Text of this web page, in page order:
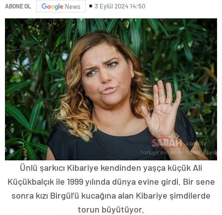
ABONE OL News 3 Eylül 2024 14:50
Ünlü şarkıcı Kibariye kendinden yaşça küçük Ali
Küçükbalçık ile 1999 yılında dünya evine girdi. Bir sene
sonra kızı Birgül’ü kucağına alan Kibariye şimdilerde
torun büyütüyor.